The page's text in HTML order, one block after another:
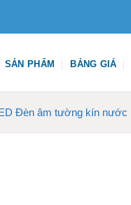
SẢN PHẨM BẢNG GIÁ
Đèn âm tường kín nước